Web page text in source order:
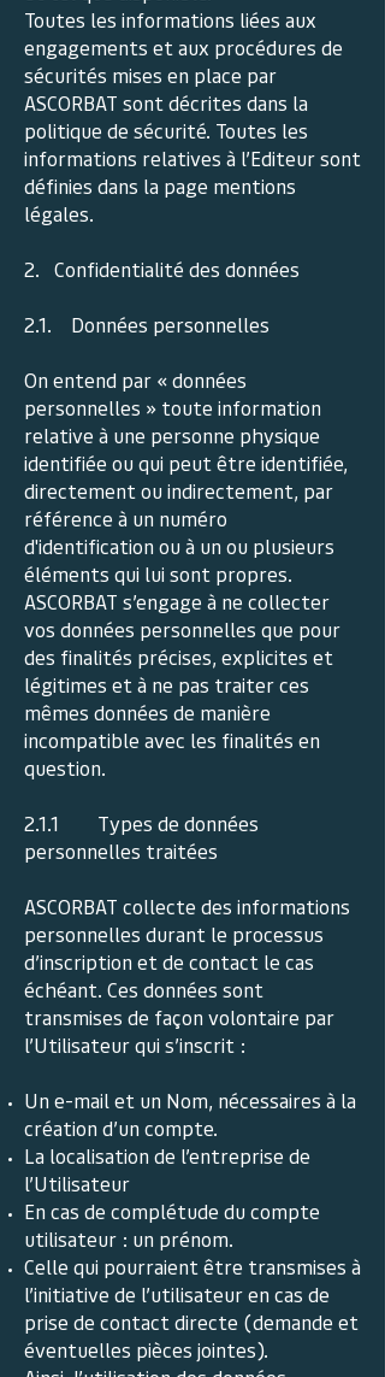
Toutes les informations liées aux
engagements et aux procédures de
sécurités mises en place par
ASCORBAT sont décrites dans la
politique de sécurité. Toutes les
informations relatives à l’Editeur sont
définies dans la page mentions
légales.
2. Confidentialité des données
2.1. Données personnelles
On entend par « données
personnelles » toute information
relative à une personne physique
identifiée ou qui peut être identifiée,
directement ou indirectement, par
référence à un numéro
d'identification ou à un ou plusieurs
éléments qui lui sont propres.
ASCORBAT s’engage à ne collecter
vos données personnelles que pour
des finalités précises, explicites et
légitimes et à ne pas traiter ces
mêmes données de manière
incompatible avec les finalités en
question.
2.1.1 Types de données
personnelles traitées
ASCORBAT collecte des informations
personnelles durant le processus
d’inscription et de contact le cas
échéant. Ces données sont
transmises de façon volontaire par
l’Utilisateur qui s’inscrit :
Un e-mail et un Nom, nécessaires à la
création d’un compte.
La localisation de l’entreprise de
l’Utilisateur
En cas de complétude du compte
utilisateur : un prénom.
Celle qui pourraient être transmises à
l’initiative de l’utilisateur en cas de
prise de contact directe (demande et
éventuelles pièces jointes).